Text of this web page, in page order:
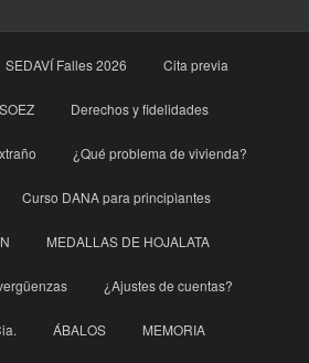
SEDAVÍ Falles 2026 Cita previa
Derechos y fidelidades
¿Qué problema de vivienda?
Curso DANA para principìantes
MEDALLAS DE HOJALATA
¿Ajustes de cuentas?
ÁBALOS MEMORIA